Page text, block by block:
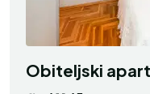
Obiteljski